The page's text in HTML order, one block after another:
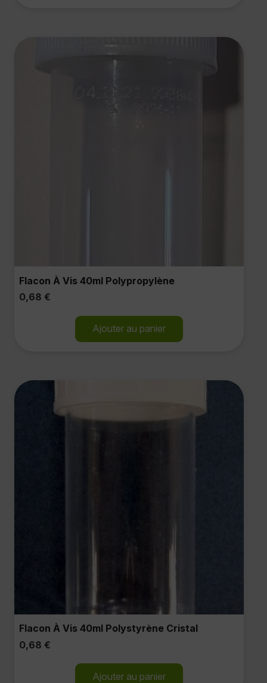
Flacon À Vis 40ml Polypropylène
0,68 €
Ajouter au panier
Flacon À Vis 40ml Polystyrène Cristal
0,68 €
Ajouter au panier